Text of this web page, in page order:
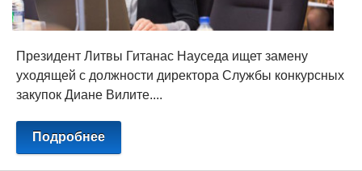
Президент Литвы Гитанас Науседа ищет замену
уходящей с должности директора Службы конкурсных
закупок Диане Вилите....
Подробнее